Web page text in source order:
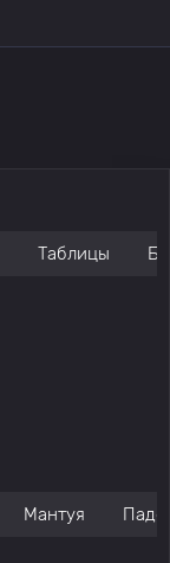
Таблицы
Мантуя